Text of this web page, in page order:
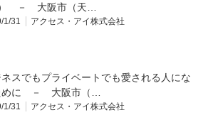
） － 大阪市（天…
1/31 アクセス・アイ株式会社
ネスでもプライベートでも愛される人にな
めに － 大阪市（…
1/31 アクセス・アイ株式会社